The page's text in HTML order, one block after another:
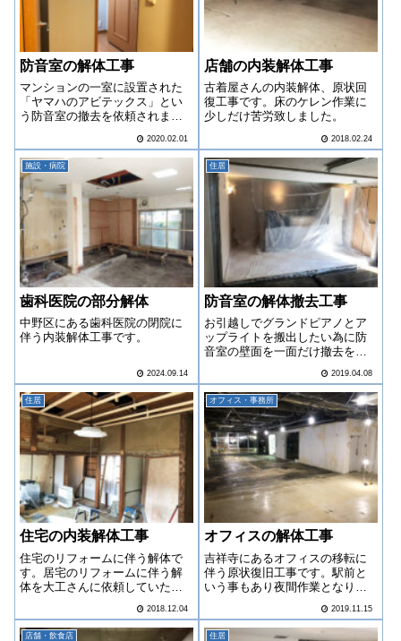
防音室の解体工事
マンションの一室に設置された
「ヤマハのアビテックス」とい
う防音室の撤去を依頼されまし
2020.02.01
店舗の内装解体工事
古着屋さんの内装解体、原状回
復工事です。床のケレン作業に
少しだけ苦労致しました。
2018.02.24
施設・病院
歯科医院の部分解体
中野区にある歯科医院の閉院に
伴う内装解体工事です。
2024.09.14
住居
防音室の解体撤去工事
お引越しでグランドピアノとア
ップライトを搬出したい為に防
音室の壁面を一面だけ撤去をし
2019.04.08
住居
住宅の内装解体工事
住宅のリフォームに伴う解体で
す。居宅のリフォームに伴う解
体を大工さんに依頼していただ
によく見られる土壁の撤去で
す。
2018.12.04
オフィス・事務所
オフィスの解体工事
吉祥寺にあるオフィスの移転に
伴う原状復旧工事です。駅前と
いう事もあり夜間作業となりま
2019.11.15
店舗・飲食店 住居